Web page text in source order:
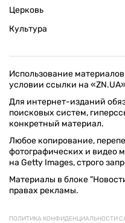
Церковь
Культура
Использование
условии ссылки на
Для интернет-изданий
поисковых систем,
конкретный материал.
Любое копирование,
фотографических и видео
на Getty Images, строго
Материалы в блоке
правах рекламы.
ПОЛИТИКА КОНФИДЕНЦИАЛЬНОСТИ